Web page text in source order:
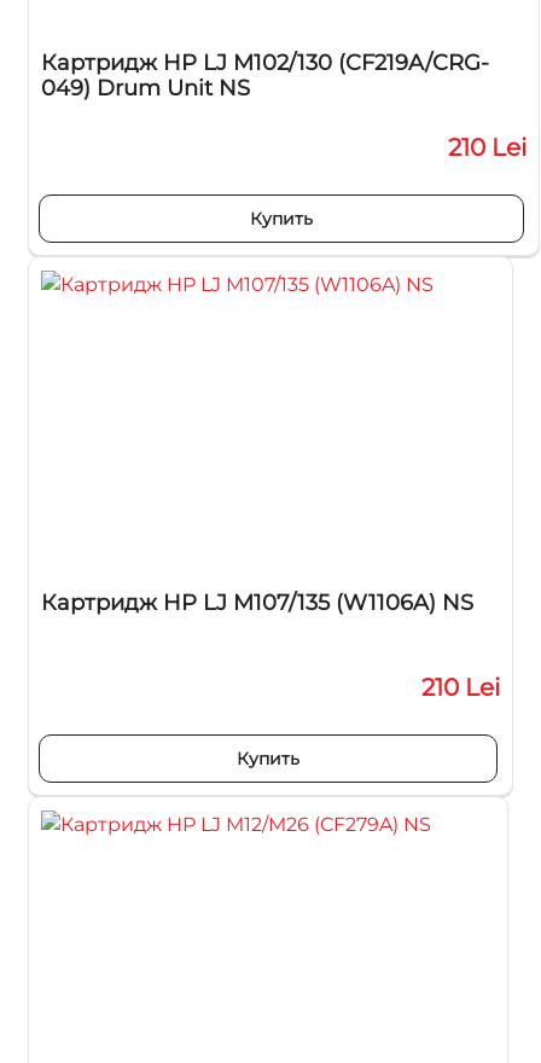
Картридж HP LJ M102/130 (CF219A/CRG-
049) Drum Unit NS
210 Lei
Купить
Картридж HP LJ M107/135 (W1106A) NS
210 Lei
Купить